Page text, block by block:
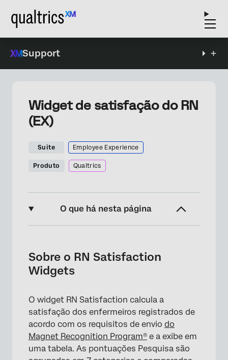
Support
Widget de satisfação do RN
(EX)
Suite Employee Experience
Produto Qualtrics
O que há nesta página
Resumo da localização Vista
Visualização de detalhes da unidade
Requisitos Dashboard
Metodologia: Sobre o Magnet Recognition
Program® (Programa de Reconhecimento
Magnet)
Sobre o RN Satisfaction
Widgets
O widget RN Satisfaction calcula a
satisfação dos enfermeiros registrados de
acordo com os requisitos de envio do
Magnet Recognition Program® e a exibe em
uma tabela. As pontuações Pesquisa são